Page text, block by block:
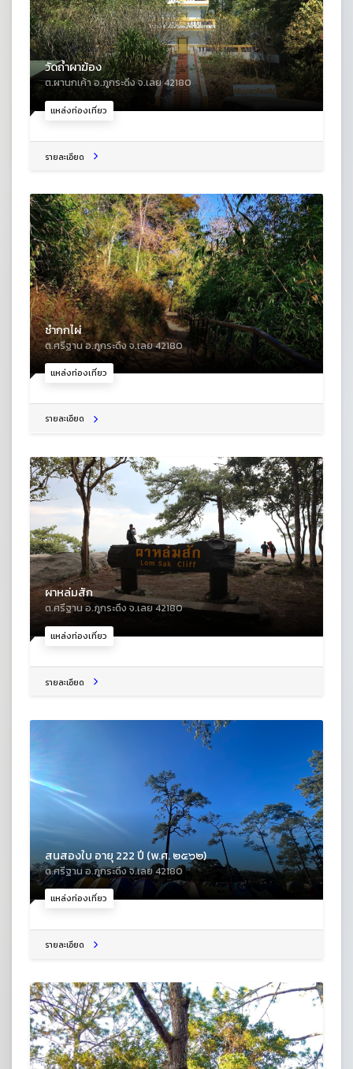
แหล่งท่องเที่ยว
วัดถ้ำผาฆ้อง
ต.ผานกเค้า อ.ภูกระดึง จ.เลย 42180
รายละเอียด
แหล่งท่องเที่ยว
ซำกกไผ่
ต.ศรีฐาน อ.ภูกระดึง จ.เลย 42180
รายละเอียด
แหล่งท่องเที่ยว
ผาหล่มสัก
ต.ศรีฐาน อ.ภูกระดึง จ.เลย 42180
รายละเอียด
แหล่งท่องเที่ยว
สนสองใบ อายุ 222 ปี (พ.ศ. ๒๕๖๒)
ต.ศรีฐาน อ.ภูกระดึง จ.เลย 42180
รายละเอียด